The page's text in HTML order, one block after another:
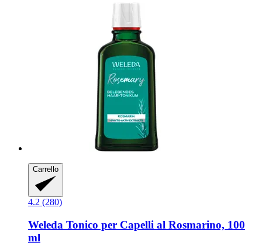
Carrello
4.2 (280)
Weleda Tonico per Capelli al Rosmarino, 100
ml